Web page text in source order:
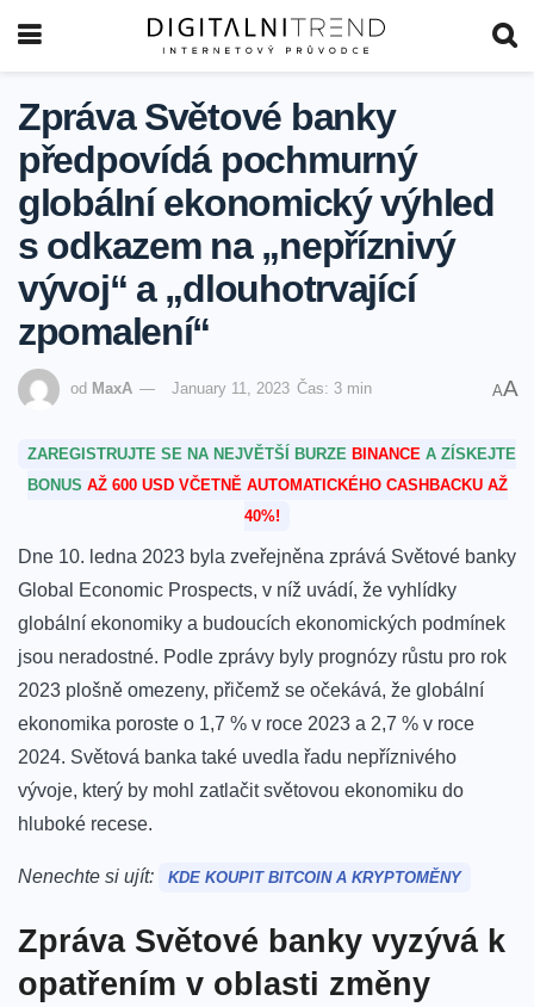
Zpráva Světové banky
předpovídá pochmurný
globální ekonomický výhled
s odkazem na „nepříznivý
vývoj“ a „dlouhotrvající
zpomalení“
od MaxA January 11, 2023 Čas: 3 min AA
ZAREGISTRUJTE SE NA NEJVĚTŠÍ BURZE BINANCE A ZÍSKEJTE
BONUS AŽ 600 USD VČETNĚ AUTOMATICKÉHO CASHBACKU AŽ
40%!
Dne 10. ledna 2023 byla zveřejněna zprává Světové banky
Global Economic Prospects, v níž uvádí, že vyhlídky
globální ekonomiky a budoucích ekonomických podmínek
jsou neradostné. Podle zprávy byly prognózy růstu pro rok
2023 plošně omezeny, přičemž se očekává, že globální
ekonomika poroste o 1,7 % v roce 2023 a 2,7 % v roce
2024. Světová banka také uvedla řadu nepříznivého
vývoje, který by mohl zatlačit světovou ekonomiku do
hluboké recese.
Nenechte si ujít: KDE KOUPIT BITCOIN A KRYPTOMĚNY
Zpráva Světové banky vyzývá k
opatřením v oblasti změny